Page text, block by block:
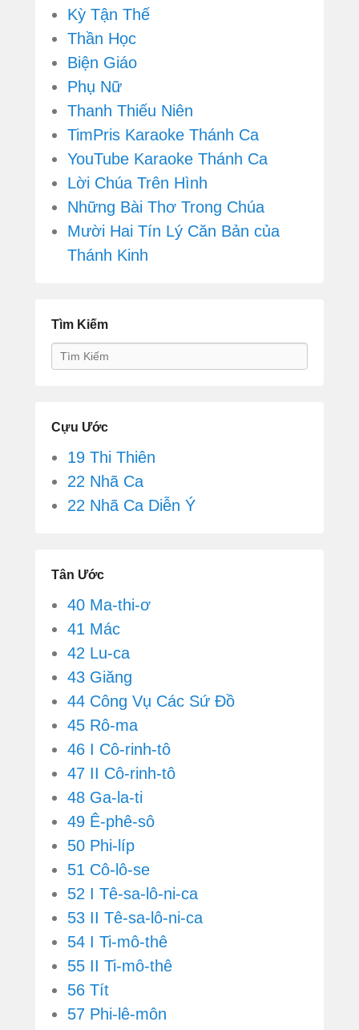
Kỳ Tận Thế
Thần Học
Biện Giáo
Phụ Nữ
Thanh Thiếu Niên
TimPris Karaoke Thánh Ca
YouTube Karaoke Thánh Ca
Lời Chúa Trên Hình
Những Bài Thơ Trong Chúa
Mười Hai Tín Lý Căn Bản của
Thánh Kinh
Tìm Kiếm
Search
Cựu Ước
19 Thi Thiên
22 Nhã Ca
22 Nhã Ca Diễn Ý
Tân Ước
40 Ma-thi-ơ
41 Mác
42 Lu-ca
43 Giăng
44 Công Vụ Các Sứ Đồ
45 Rô-ma
46 I Cô-rinh-tô
47 II Cô-rinh-tô
48 Ga-la-ti
49 Ê-phê-sô
50 Phi-líp
51 Cô-lô-se
52 I Tê-sa-lô-ni-ca
53 II Tê-sa-lô-ni-ca
54 I Ti-mô-thê
55 II Ti-mô-thê
56 Tít
57 Phi-lê-môn